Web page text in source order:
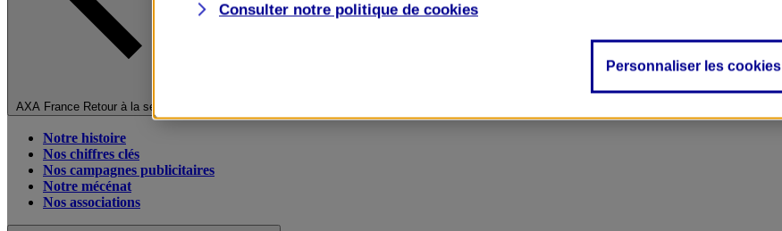
AXA France Retour à la section précédente
Notre histoire
Nos chiffres clés
Nos campagnes publicitaires
Notre mécénat
Nos associations
Consulter notre politique de cookies
Personnaliser les cookies